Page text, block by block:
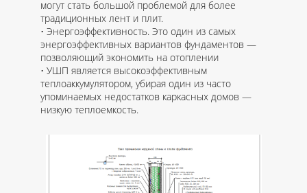
могут стать большой проблемой для более
традиционных лент и плит.
Энергоэффективность. Это один из самых
энергоэффективных вариантов фундаментов —
позволяющий экономить на отоплении
УШП является высокоэффективным
теплоаккумулятором, убирая один из часто
упоминаемых недостатков каркасных домов —
низкую теплоемкость.